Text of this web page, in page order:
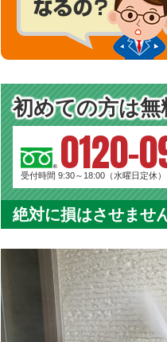
初めての方は
0120-
受付時間 9:30～18:00（水曜日定休）
絶対に損はさせませ